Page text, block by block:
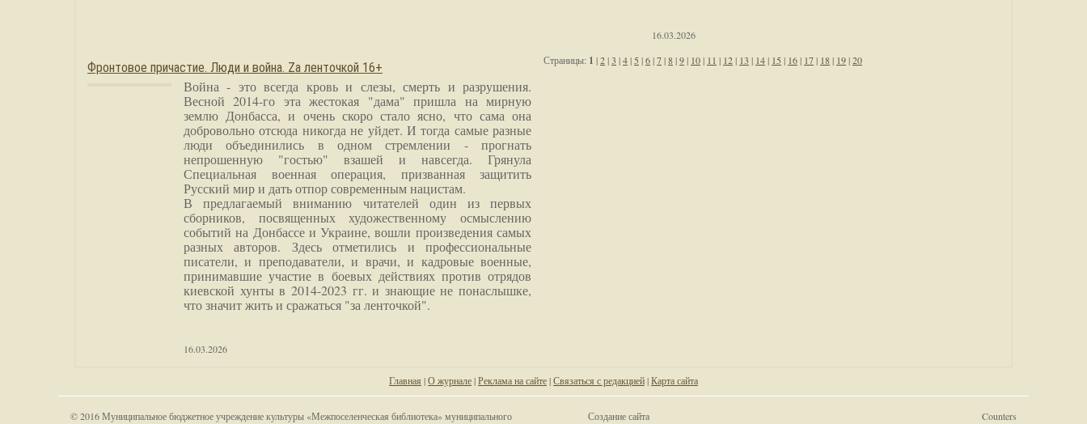
16.03.2026
Фронтовое причастие. Люди и война. Zа ленточкой 16+
Война - это всегда кровь и слезы, смерть и разрушения.
Весной 2014-го эта жестокая "дама" пришла на мирную
землю Донбасса, и очень скоро стало ясно, что сама она
добровольно отсюда никогда не уйдет. И тогда самые разные
люди объединились в одном стремлении - прогнать
непрошенную "гостью" взашей и навсегда. Грянула
Специальная военная операция, призванная защитить
Русский мир и дать отпор современным нацистам.
В предлагаемый вниманию читателей один из первых
сборников, посвященных художественному осмыслению
событий на Донбассе и Украине, вошли произведения самых
разных авторов. Здесь отметились и профессиональные
писатели, и преподаватели, и врачи, и кадровые военные,
принимавшие участие в боевых действиях против отрядов
киевской хунты в 2014-2023 гг. и знающие не понаслышке,
что значит жить и сражаться "за ленточкой".
16.03.2026
Страницы: 1 |2|3 |4| 5 |6|7|8|9| 10| 11 | 12| 13 | 14| 15 | 16| 17| 18| 19|20
Главная |О журнале|Реклама на сайте|Связаться с редакцией|Карта сайта
© 2016 Муниципальное бюджетное учреждение культуры «Межпоселенческая библиотека» муниципального Создание сайта Counters